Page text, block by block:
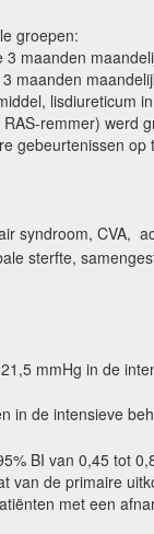
groepen:
maanden
lisdiureticum
remmer) werd
syndroom, CVA,
sterfte,
mmHg in de
de intensieve
BI van 0,45 tot
de primaire
met een